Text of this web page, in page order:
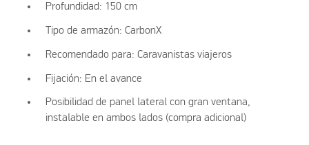
Profundidad: 150 cm
Tipo de armazón: CarbonX
Recomendado para: Caravanistas viajeros
Fijación: En el avance
Posibilidad de panel lateral con gran ventana,
instalable en ambos lados (compra adicional)